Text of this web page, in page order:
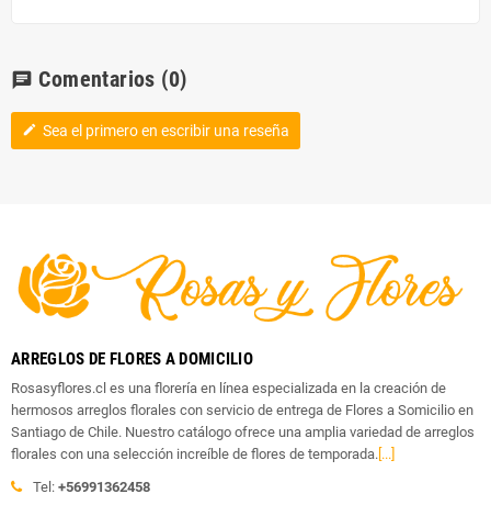
chat Comentarios (0)
edit Sea el primero en escribir una reseña
ARREGLOS DE FLORES A DOMICILIO
Rosasyflores.cl es una florería en línea especializada en la creación de
hermosos arreglos florales con servicio de entrega de Flores a Somicilio en
Santiago de Chile. Nuestro catálogo ofrece una amplia variedad de arreglos
florales con una selección increíble de flores de temporada. [...]
Tel: +56991362458